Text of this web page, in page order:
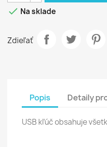
 Na sklade
Zdieľať
Popis Detaily
USB kľúč obsahuje